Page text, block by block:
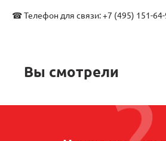
☎ Телефон для связи: +7 (495) 151-64-
Вы смотрели